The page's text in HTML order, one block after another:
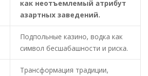
как неотъемлемый атрибут
азартных заведений.
Подпольные казино, водка как
символ бесшабашности и риска.
Трансформация традиции,